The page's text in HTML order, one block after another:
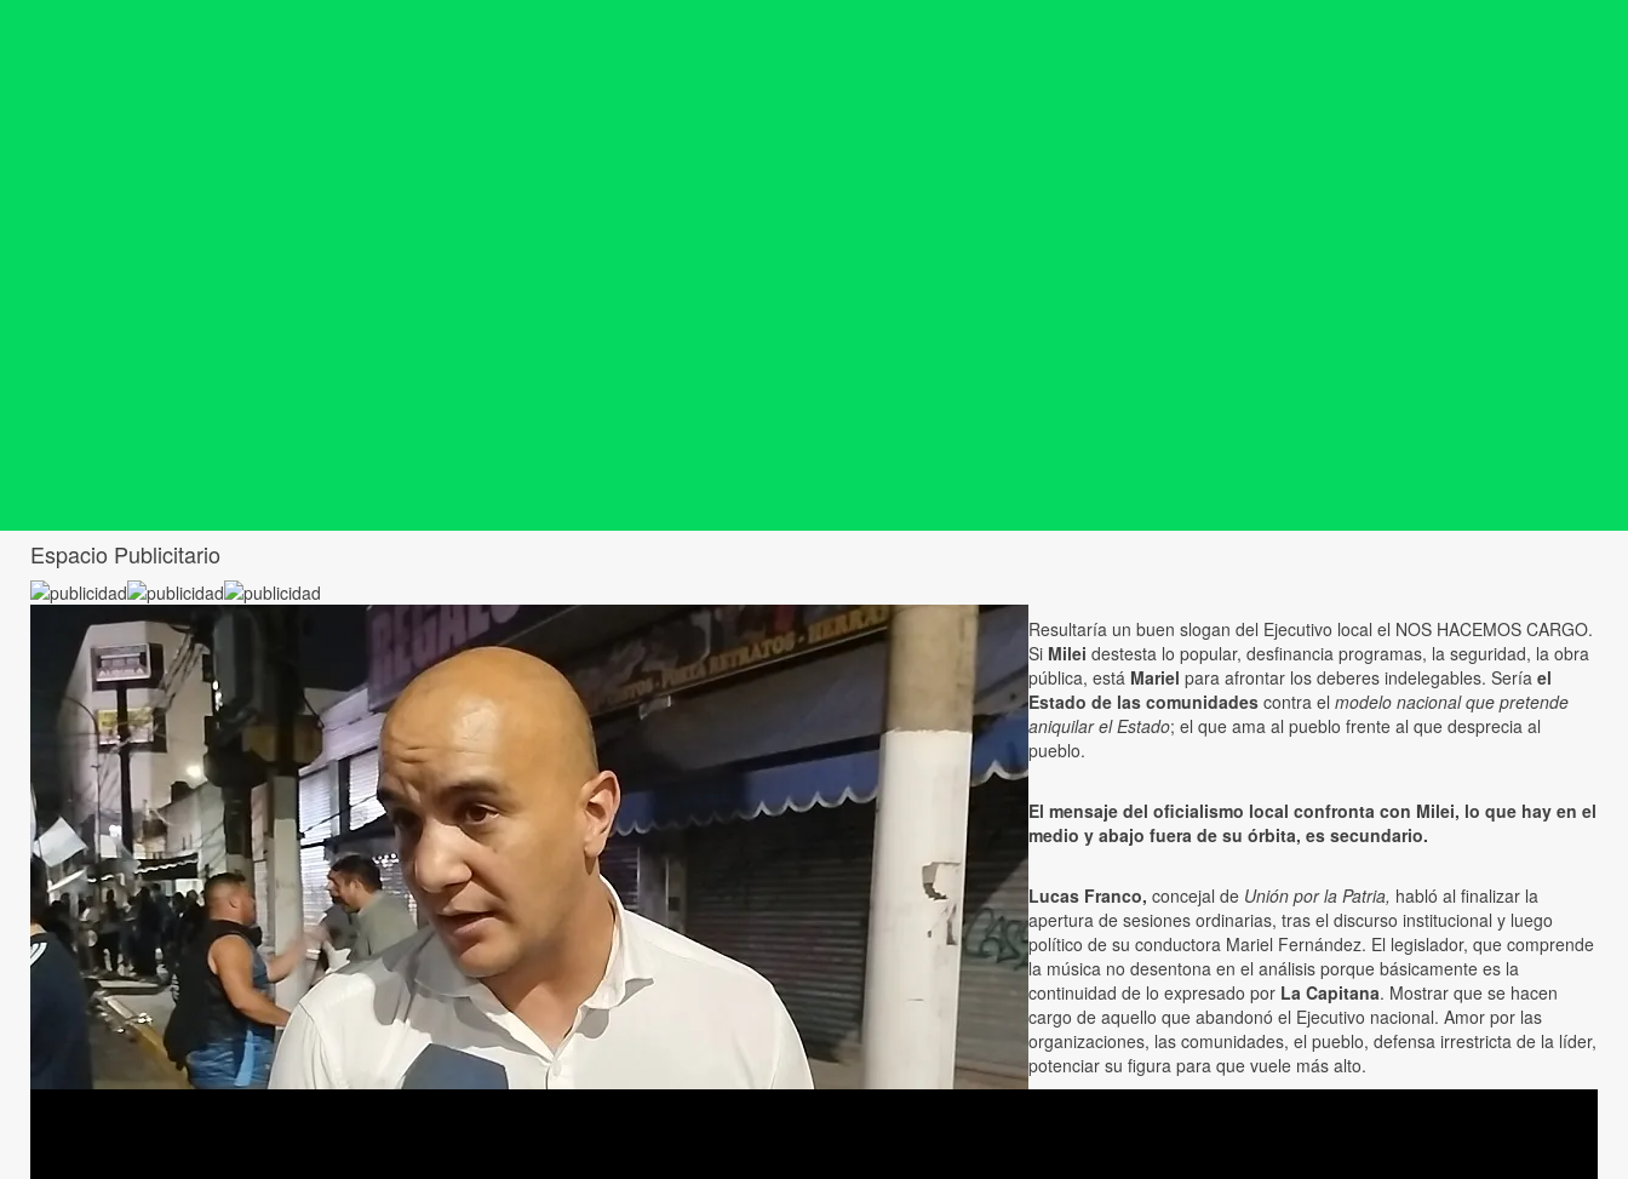
Espacio Publicitario
Resultaría un buen slogan del Ejecutivo local el NOS HACEMOS CARGO.
Si Milei destesta lo popular, desfinancia programas, la seguridad, la obra
pública, está Mariel para afrontar los deberes indelegables. Sería el
Estado de las comunidades contra el modelo nacional que pretende
aniquilar el Estado; el que ama al pueblo frente al que desprecia al
pueblo.
El mensaje del oficialismo local confronta con Milei, lo que hay en el
medio y abajo fuera de su órbita, es secundario.
Lucas Franco, concejal de Unión por la Patria, habló al finalizar la
apertura de sesiones ordinarias, tras el discurso institucional y luego
político de su conductora Mariel Fernández. El legislador, que comprende
la música no desentona en el análisis porque básicamente es la
continuidad de lo expresado por La Capitana. Mostrar que se hacen
cargo de aquello que abandonó el Ejecutivo nacional. Amor por las
organizaciones, las comunidades, el pueblo, defensa irrestricta de la líder,
potenciar su figura para que vuele más alto.